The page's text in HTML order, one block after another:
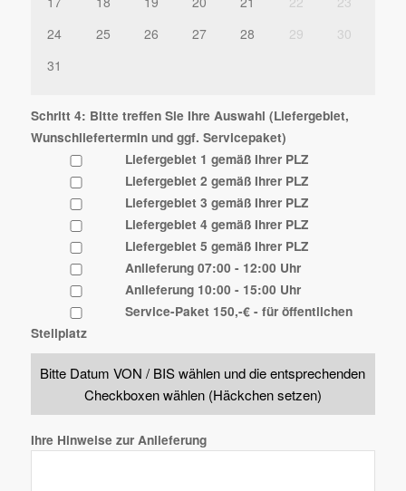
24
25 26 27 28 29
30
31
Schritt 4: Bitte treffen Sie Ihre Auswahl (Liefergebiet,
Wunschliefertermin und ggf. Servicepaket)
Liefergebiet 1 gemäß Ihrer PLZ
Liefergebiet 2 gemäß Ihrer PLZ
Liefergebiet 3 gemäß Ihrer PLZ
Liefergebiet 4 gemäß Ihrer PLZ
Liefergebiet 5 gemäß Ihrer PLZ
Anlieferung 07:00 - 12:00 Uhr
Anlieferung 10:00 - 15:00 Uhr
Service-Paket 150,-€ - für öffentlichen
Stellplatz
Bitte Datum VON / BIS wählen und die entsprechenden
Checkboxen wählen (Häckchen setzen)
Ihre Hinweise zur Anlieferung